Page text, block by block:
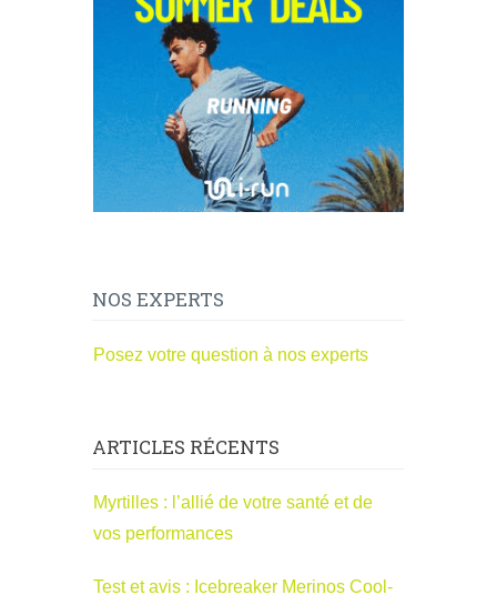
NOS EXPERTS
Posez votre question à nos experts
ARTICLES RÉCENTS
Myrtilles : l’allié de votre santé et de
vos performances
Test et avis : Icebreaker Merinos Cool-